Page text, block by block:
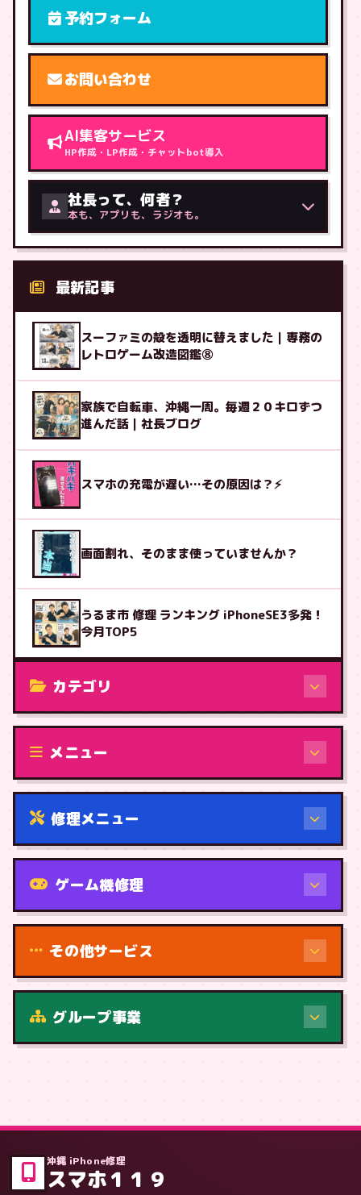
予約フォーム
お問い合わせ
AI集客サービス
HP作成・LP作成・チャットbot導入
社長って、何者？
本も、アプリも、ラジオも。
最新記事
スーファミの殻を透明に替えました｜専務の
レトロゲーム改造図鑑⑧
家族で自転車、沖縄一周。毎週２０キロずつ
進んだ話｜社長ブログ
スマホの充電が遅い…その原因は？⚡
画面割れ、そのまま使っていませんか？
うるま市 修理 ランキング iPhoneSE3多発！
今月TOP5
カテゴリ
修理（機種から）
メニュー
修理メニュー
機種から
症状・内容から
ゲーム機修理
その他サービス
グループ事業
沖縄 iPhone修理
スマホ１１９